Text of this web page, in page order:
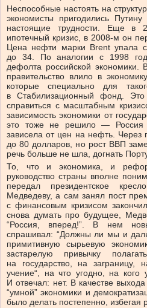
Неспособные настоять на
экономисты пригодились
настоящие трудности. Еще в
ипотечный кризис, в 2008-м он
Цена нефти марки Brent упала
до 34. По аналогии с 1998
дефолта российской экономики.
правительство влило в
которые специально для
в Стабилизационный фонд.
справиться с масштабным
зависимость экономики от
это тоже не решило — Россия
зависела от цен на нефть. Через
до 80 долларов, но рост ВВП
речь больше не шла, догнать
То, что и экономика, и
руководство страны вполне
передал президентское
Медведеву, а сам занял пост
с финансовым кризисом
снова думать про будущее,
“Россия, вперед!”. В нем
спрашивал: “Должны ли мы и
примитивную сырьевую
застарелую привычку
на государство, на заграницу,
учение“, на что угодно, на кого
И отвечал: нет. В качестве
“умной” экономики и
было делать постепенно,